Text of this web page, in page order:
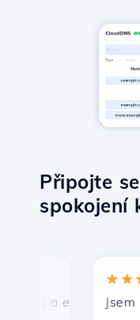
Připojte
spokojení
a efektivníJsem